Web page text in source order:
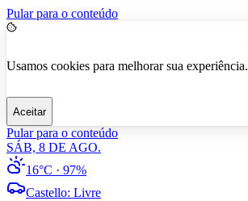
Pular para o conteúdo
Usamos cookies para melhorar sua experiência.
Aceitar
Pular para o conteúdo
SÁB, 8 DE AGO.
16°C · 97%
Castello: Livre